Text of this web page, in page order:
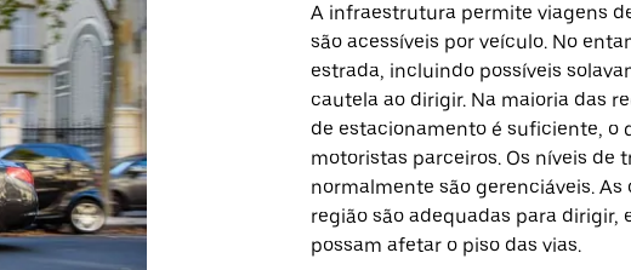
A infraestrutura permite viagens
são acessíveis por veículo. No
estrada, incluindo possíveis
cautela ao dirigir. Na maioria das
de estacionamento é suficiente, o
motoristas parceiros. Os níveis de
normalmente são gerenciáveis.
região são adequadas para dirigir,
possam afetar o piso das vias.